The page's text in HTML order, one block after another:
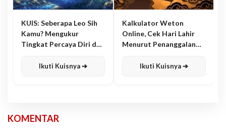
KUIS: Seberapa Leo Sih
Kamu? Mengukur
Tingkat Percaya Diri dan
Ikuti Kuisnya ➔
Kalkulator Weton
Online, Cek Hari Lahir
Menurut Penanggalan
Ikuti Kuisnya ➔
KOMENTAR